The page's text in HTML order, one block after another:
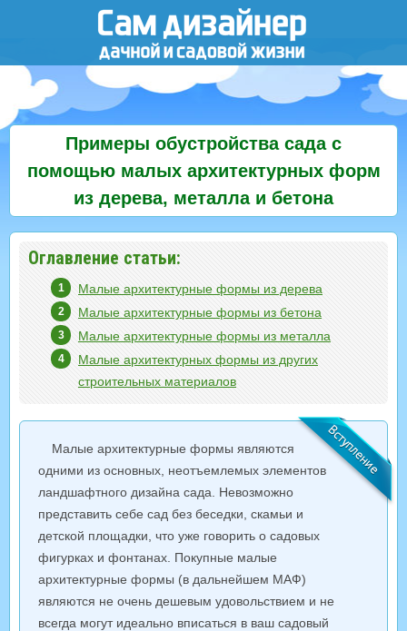
Примеры обустройства сада с
помощью малых архитектурных форм
из дерева, металла и бетона
Оглавление статьи:
Малые архитектурные формы из дерева
Малые архитектурные формы из бетона
Малые архитектурные формы из металла
Малые архитектурных формы из других
строительных материалов
Малые архитектурные формы являются
одними из основных, неотъемлемых элементов
ландшафтного дизайна сада. Невозможно
представить себе сад без беседки, скамьи и
детской площадки, что уже говорить о садовых
фигурках и фонтанах. Покупные малые
архитектурные формы (в дальнейшем МАФ)
являются не очень дешевым удовольствием и не
всегда могут идеально вписаться в ваш садовый